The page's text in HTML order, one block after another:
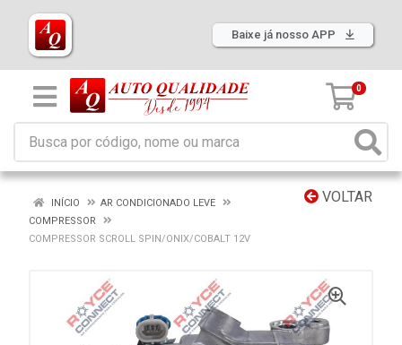
Baixe já nosso APP
0
VOLTAR
INÍCIO
AR CONDICIONADO LEVE
COMPRESSOR
COMPRESSOR SCROLL SPIN/ONIX/COBALT 12V